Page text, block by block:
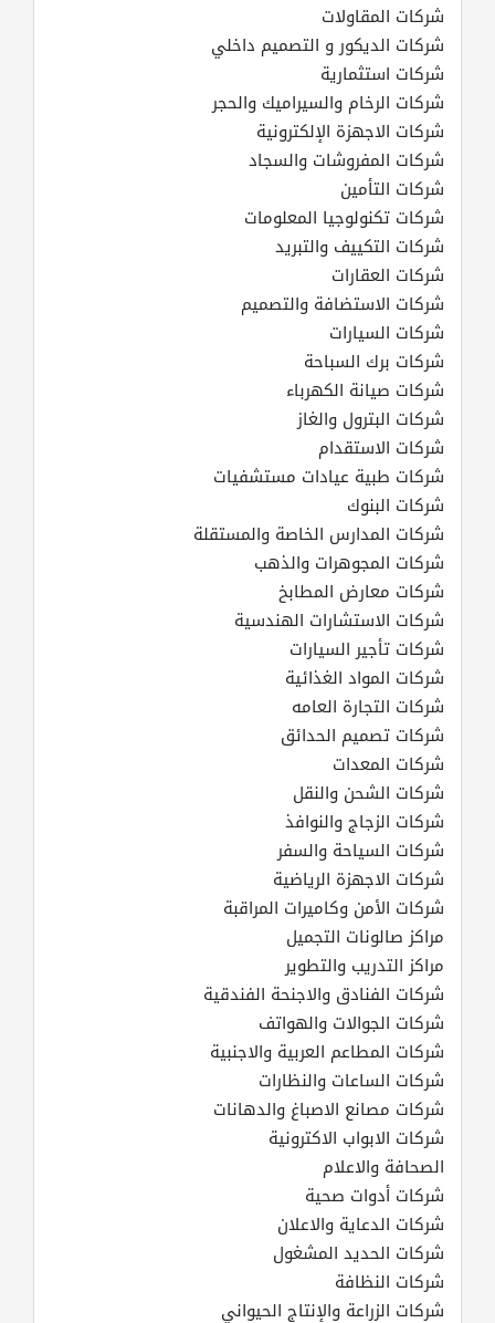
شركات المقاولات
شركات الديكور و التصميم داخلي
شركات استثمارية
شركات الرخام والسيراميك والحجر
شركات الاجهزة الإلكترونية
شركات المفروشات والسجاد
شركات التأمين
شركات تكنولوجيا المعلومات
شركات التكييف والتبريد
شركات العقارات
شركات الاستضافة والتصميم
شركات السيارات
شركات برك السباحة
شركات صيانة الكهرباء
شركات البترول والغاز
شركات الاستقدام
شركات طبية عيادات مستشفيات
شركات البنوك
شركات المدارس الخاصة والمستقلة
شركات المجوهرات والذهب
شركات معارض المطابخ
شركات الاستشارات الهندسية
شركات تأجير السيارات
شركات المواد الغذائية
شركات التجارة العامه
شركات تصميم الحدائق
شركات المعدات
شركات الشحن والنقل
شركات الزجاج والنوافذ
شركات السياحة والسفر
شركات الاجهزة الرياضية
شركات الأمن وكاميرات المراقبة
مراكز صالونات التجميل
مراكز التدريب والتطوير
شركات الفنادق والاجنحة الفندقية
شركات الجوالات والهواتف
شركات المطاعم العربية والاجنبية
شركات الساعات والنظارات
شركات مصانع الاصباغ والدهانات
شركات الابواب الاكترونية
الصحافة والاعلام
شركات أدوات صحية
شركات الدعاية والاعلان
شركات الحديد المشغول
شركات النظافة
شركات الزراعة والإنتاج الحيواني